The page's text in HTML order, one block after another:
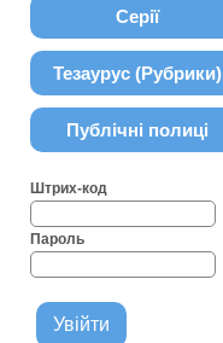
Серії
Тезаурус (Рубрики)
Публічні полиці
Штрих-код
Пароль